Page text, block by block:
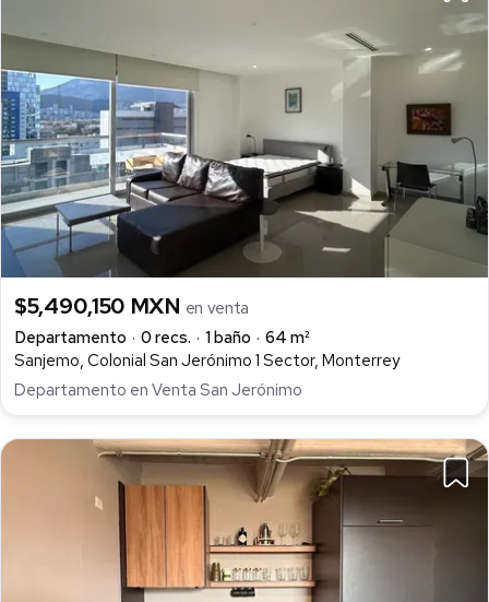
$5,490,150 MXN en venta
Departamento
0 recs. 1 baño
64 m²
Sanjemo, Colonial San Jerónimo 1 Sector, Monterrey
Departamento en Venta San Jerónimo